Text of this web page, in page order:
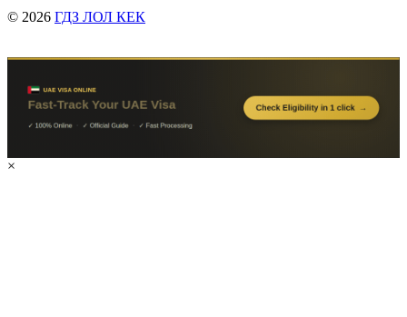
© 2026 ГДЗ ЛОЛ КЕК
×